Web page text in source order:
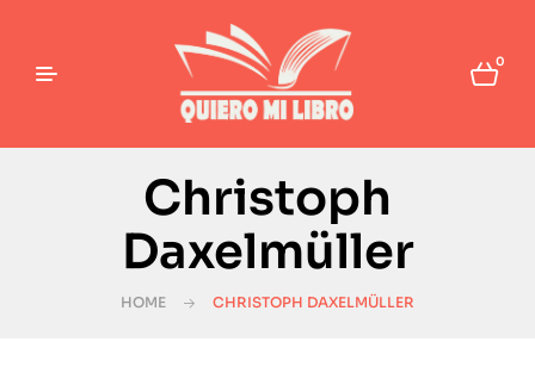
0
Christoph
Daxelmüller
HOME CHRISTOPH DAXELMÜLLER